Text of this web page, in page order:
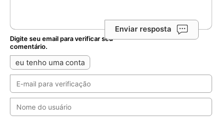
Enviar resposta
Digite seu email para verificar seu
comentário.
eu tenho uma conta